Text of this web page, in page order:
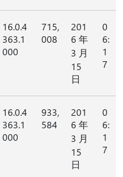
16.0.4
363.1
000
715,
008
201
6 年
3 月
15
日
0
6:
1
7
16.0.4
363.1
000
933,
584
201
6 年
3 月
15
日
0
6:
1
7